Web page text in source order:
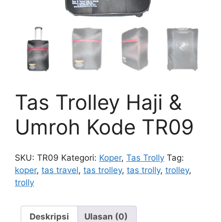
Tas Trolley Haji &
Umroh Kode TR09
SKU: TR09 Kategori: Koper, Tas Trolly Tag:
koper, tas travel, tas trolley, tas trolly, trolley,
trolly
Deskripsi Ulasan (0)